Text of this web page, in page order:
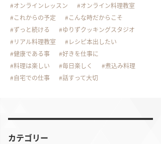
オンラインレッスン
オンライン料理教室
これからの予定
こんな時だからこそ
ずっと続ける
ゆりずクッキングスタジオ
リアル料理教室
レシピ本出したい
健康である事
好きを仕事に
料理は楽しい
毎日楽しく
煮込み料理
自宅での仕事
話すって大切
カテゴリー